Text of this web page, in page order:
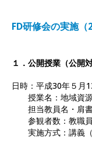
FD研修会の実施（
１．公開授業（公開
日時：平成30年５月
授業名：地域資源
担当教員名・肩
参観者数：教職
実施方式：講義（